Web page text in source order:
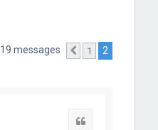
19 messages Précédente
1 2